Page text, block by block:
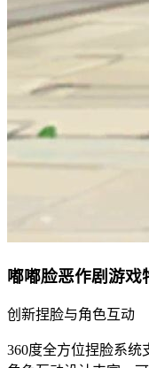
嘟嘟脸恶作剧游戏
创新捏脸与角色互动
360度全方位捏脸系统